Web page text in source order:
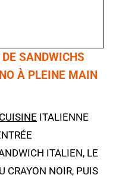
SANDWICHS
À PLEINE MAIN
CUISINE ITALIENNE
ITALIEN, LE
CRAYON NOIR, PUIS